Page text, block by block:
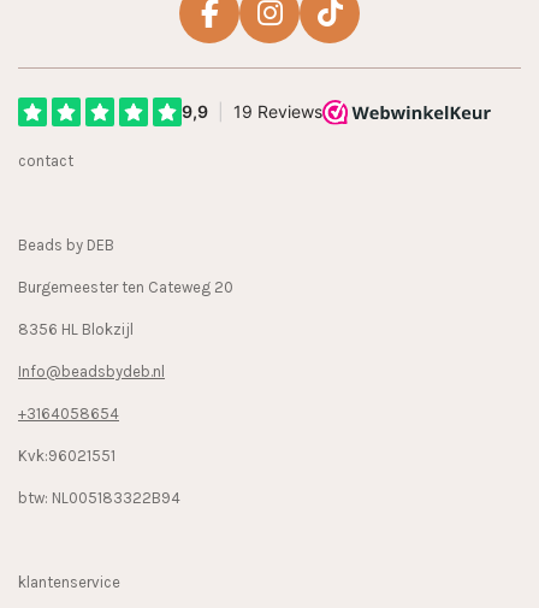
F
e
I
t
T
T
contact
Beads by DEB
Burgemeester ten Cateweg 20
8356 HL Blokzijl
Info@beadsbydeb.nl
+3164058654
Kvk:96021551
btw: NL005183322B94
klantenservice